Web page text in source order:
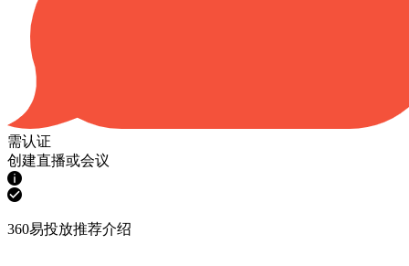
需认证
创建直播或会议
360易投放推荐介绍